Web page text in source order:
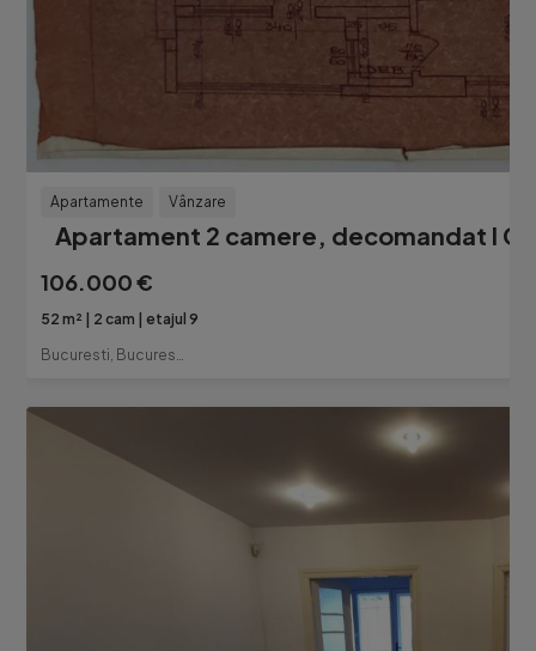
Apartamente Vânzare
Apartament 2 camere, decomandat I
106.000 €
52 m² 2 cam
etajul 9